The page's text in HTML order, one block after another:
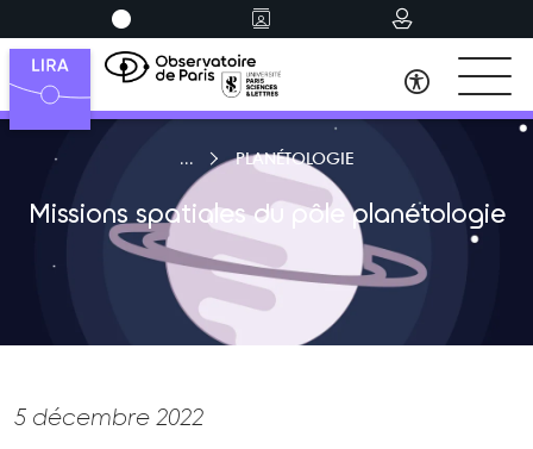
PLANÉTOLOGIE
Missions spatiales du pôle planétologie
5 décembre 2022